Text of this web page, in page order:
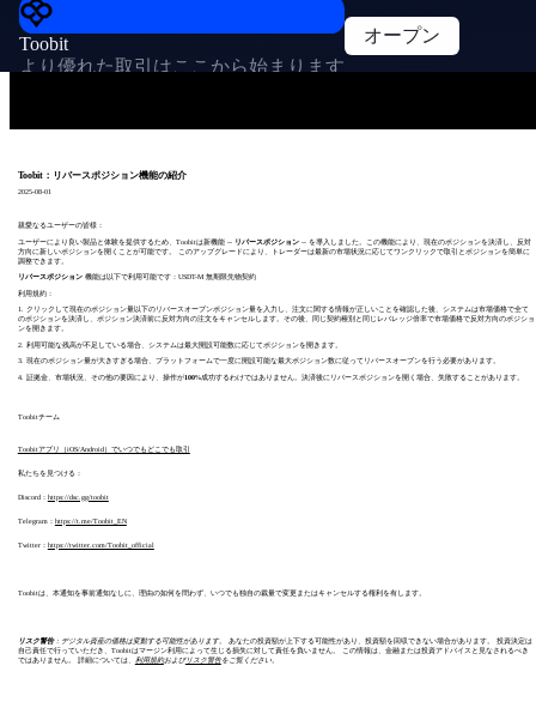
Toobit
より優れた取引はここから始まります
オープン
Toobit：リバースポジション機能の紹介
2025-08-01
親愛なるユーザーの皆様：
ユーザーにより良い製品と体験を提供するため、Toobitは新機能 -- リバースポジション-- を導入しました。この機能により、現在のポジションを決済し、反対
方向に新しいポジションを開くことが可能です。 このアップグレードにより、トレーダーは最新の市場状況に応じてワンクリックで取引とポジションを簡単に
調整できます。
リバースポジション機能は以下で利用可能です：USDT-M 無期限先物契約
利用規約：
1. クリックして現在のポジション量以下のリバースオープンポジション量を入力し、注文に関する情報が正しいことを確認した後、システムは市場価格で全て
のポジションを決済し、ポジション決済前に反対方向の注文をキャンセルします。その後、同じ契約種別と同じレバレッジ倍率で市場価格で反対方向のポジショ
ンを開きます。
2. 利用可能な残高が不足している場合、システムは最大開設可能数に応じてポジションを開きます。
3. 現在のポジション量が大きすぎる場合、プラットフォームで一度に開設可能な最大ポジション数に従ってリバースオープンを行う必要があります。
4. 証拠金、市場状況、その他の要因により、操作が100%成功するわけではありません。決済後にリバースポジションを開く場合、失敗することがあります。
Toobitチーム
Toobitアプリ（iOS/Android）でいつでもどこでも取引
私たちを見つける：
Discord： https://dsc.gg/toobit
Telegram： https://t.me/Toobit_EN
Twitter： https://twitter.com/Toobit_official
Toobitは、本通知を事前通知なしに、理由の如何を問わず、いつでも独自の裁量で変更またはキャンセルする権利を有します。
リスク警告：デジタル資産の価格は変動する可能性があります。
あなたの投資額が上下する可能性があり、投資額を回収できない場合があります。 投資決定は
自己責任で行っていただき、Toobitはマージン利用によって生じる損失に対して責任を負いません。 この情報は、金融または投資アドバイスと見なされるべき
ではありません。 詳細については、 利用規約およびリスク警告をご覧ください。